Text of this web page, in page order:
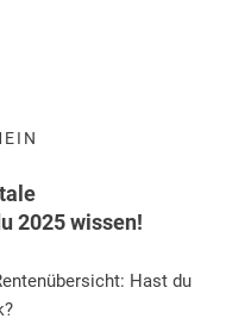
2025 wissen!
Hast du